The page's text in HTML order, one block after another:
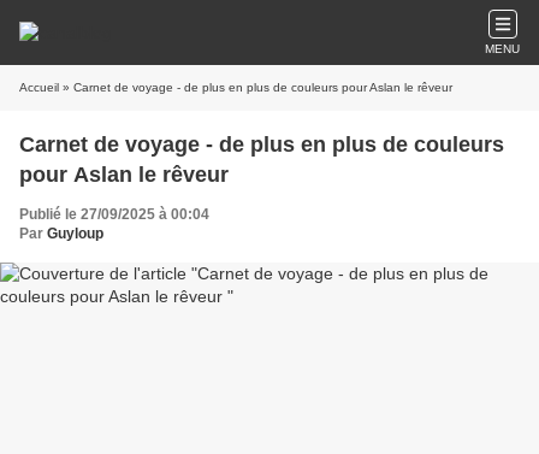
MENU
Accueil » Carnet de voyage - de plus en plus de couleurs pour Aslan le rêveur
Carnet de voyage - de plus en plus de couleurs
pour Aslan le rêveur
Publié le 27/09/2025 à 00:04
Par Guyloup